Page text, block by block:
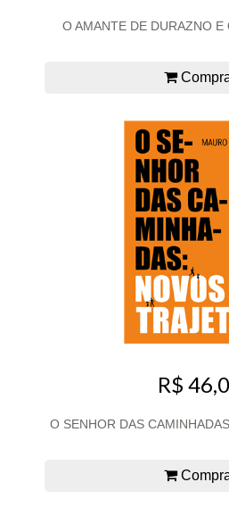
O AMANTE DE DURAZNO
R$
O SENHOR DAS